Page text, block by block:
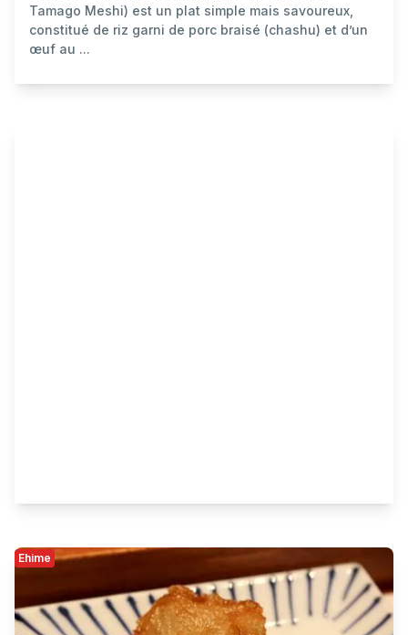
Tamago Meshi) est un plat simple mais savoureux,
constitué de riz garni de porc braisé (chashu) et d’un
œuf au ...
Ehime